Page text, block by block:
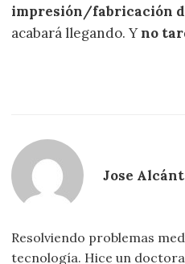
impresión/fabricación
acabará llegando. Yno
Jose
Resolviendo problemas
tecnología. Hice un